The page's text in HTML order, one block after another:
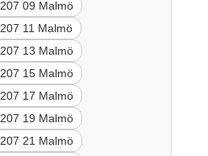
207 09 Malmö
207 11 Malmö
207 13 Malmö
207 15 Malmö
207 17 Malmö
207 19 Malmö
207 21 Malmö